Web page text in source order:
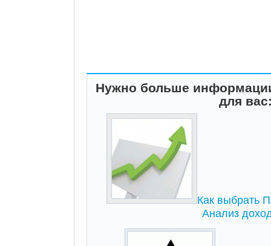
Нужно больше
для
Как выбрать
Анализ